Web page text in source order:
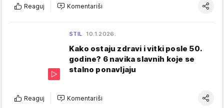
Reaguj Komentariši
STIL 10.1.2026.
Kako ostaju zdravi i vitki posle 50.
godine? 6 navika slavnih koje se
stalno ponavljaju
Reaguj Komentariši